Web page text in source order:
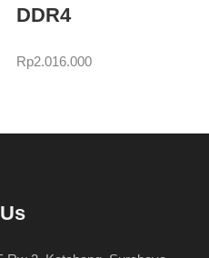
DDR4
Rp2.016.000